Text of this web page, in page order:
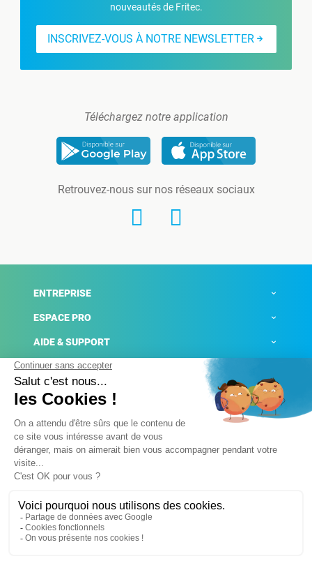
nouveautés de Fritec.
INSCRIVEZ-VOUS À NOTRE NEWSLETTER
Téléchargez notre application
Retrouvez-nous sur nos réseaux sociaux
ENTREPRISE
ESPACE PRO
AIDE & SUPPORT
ACTUALITÉS
Mentions légales
Conditions générales de ventes
Plateforme de signalement